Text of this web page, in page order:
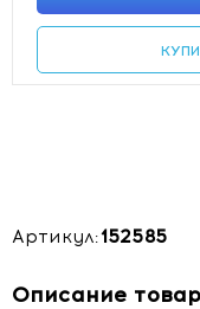
Артикул:152585
Описание